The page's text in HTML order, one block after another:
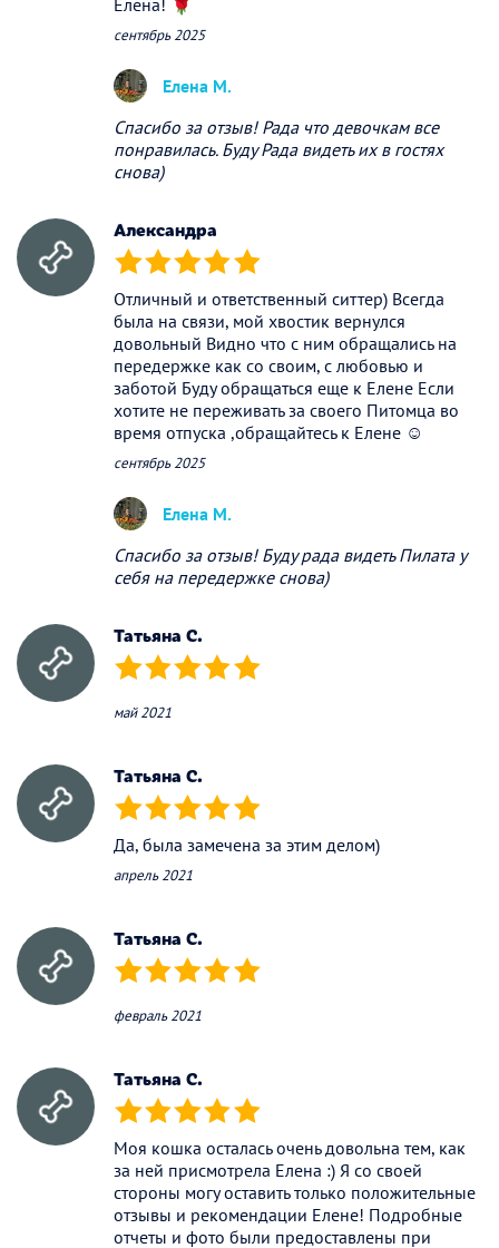
Елена! 🌹
сентябрь 2025
Елена М.
Спасибо за отзыв! Рада что девочкам все
понравилась. Буду Рада видеть их в гостях
снова)
Александра
(*) (*) (*) (*) (*)
Отличный и ответственный ситтер) Всегда
была на связи, мой хвостик вернулся
довольный Видно что с ним обращались на
передержке как со своим, с любовью и
заботой Буду обращаться еще к Елене Если
хотите не переживать за своего Питомца во
время отпуска ,обращайтесь к Елене ☺️
сентябрь 2025
Елена М.
Спасибо за отзыв! Буду рада видеть Пилата у
себя на передержке снова)
Татьяна С.
(*) (*) (*) (*) (*)
май 2021
Татьяна С.
(*) (*) (*) (*) (*)
Да, была замечена за этим делом)
апрель 2021
Татьяна С.
(*) (*) (*) (*) (*)
февраль 2021
Татьяна С.
(*) (*) (*) (*) (*)
Моя кошка осталась очень довольна тем, как
за ней присмотрела Елена :) Я со своей
стороны могу оставить только положительные
отзывы и рекомендации Елене! Подробные
отчеты и фото были предоставлены при